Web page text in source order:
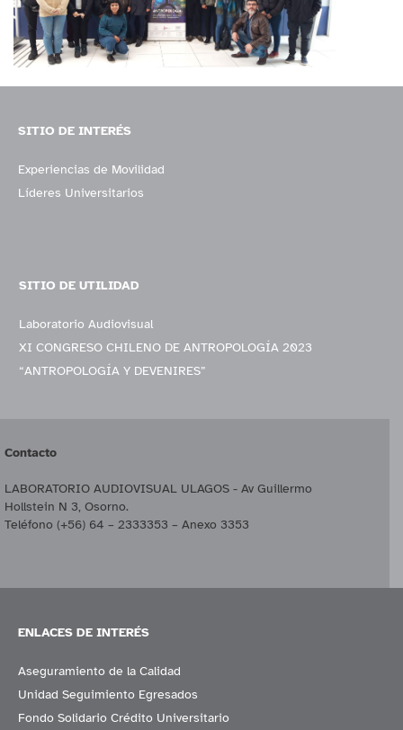
SITIO DE INTERÉS
Experiencias de Movilidad
Líderes Universitarios
SITIO DE UTILIDAD
Laboratorio Audiovisual
XI CONGRESO CHILENO DE ANTROPOLOGÍA 2023
“ANTROPOLOGÍA Y DEVENIRES”
Contacto
LABORATORIO AUDIOVISUAL ULAGOS - Av Guillermo
Hollstein N 3, Osorno.
Teléfono (+56) 64 – 2333353 – Anexo 3353
ENLACES DE INTERÉS
Aseguramiento de la Calidad
Unidad Seguimiento Egresados
Fondo Solidario Crédito Universitario